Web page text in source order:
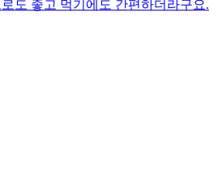
도 좋고 먹기에도 간편하더라구요.